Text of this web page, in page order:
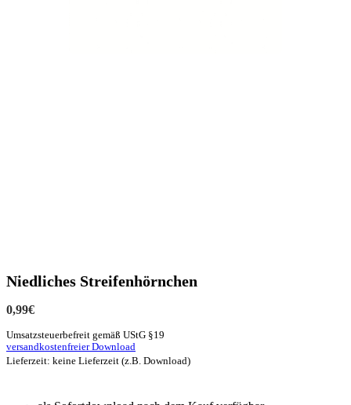
Niedliches Streifenhörnchen
0,99€
Umsatzsteuerbefreit gemäß UStG §19
versandkostenfreier Download
Lieferzeit: keine Lieferzeit (z.B. Download)